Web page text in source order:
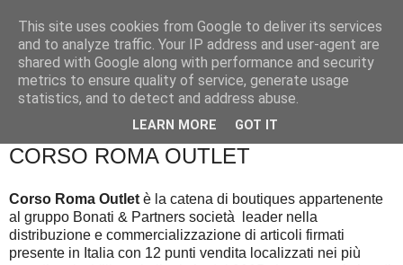
CORSO ROMA OUTLET
Corso Roma Outlet è la catena di boutiques appartenente
al gruppo Bonati & Partners società leader nella
distribuzione e commercializzazione di articoli firmati
presente in Italia con 12 punti vendita localizzati nei più
This site uses cookies from Google to deliver its services
and to analyze traffic. Your IP address and user-agent are
shared with Google along with performance and security
metrics to ensure quality of service, generate usage
statistics, and to detect and address abuse.
LEARN MORE GOT IT